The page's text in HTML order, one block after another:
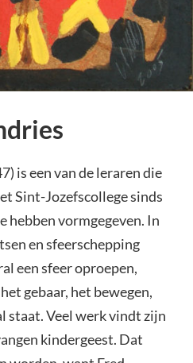
is een van de leraren die
Sint-Jozefscollege sinds
hebben vormgegeven. In
en sfeerschepping
een sfeer oproepen,
gebaar, het bewegen,
staat. Veel werk vindt zijn
kindergeest. Dat